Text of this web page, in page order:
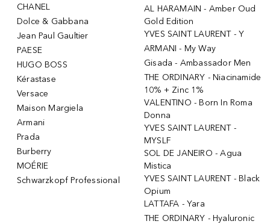
CHANEL
Dolce & Gabbana
Jean Paul Gaultier
PAESE
HUGO BOSS
Kérastase
Versace
Maison Margiela
Armani
Prada
Burberry
MOÉRIE
Schwarzkopf Professional
AL HARAMAIN - Amber Oud
Gold Edition
YVES SAINT LAURENT - Y
ARMANI - My Way
Gisada - Ambassador Men
THE ORDINARY - Niacinamide
10% + Zinc 1%
VALENTINO - Born In Roma
Donna
YVES SAINT LAURENT -
MYSLF
SOL DE JANEIRO - Agua
Mistica
YVES SAINT LAURENT - Black
Opium
LATTAFA - Yara
THE ORDINARY - Hyaluronic